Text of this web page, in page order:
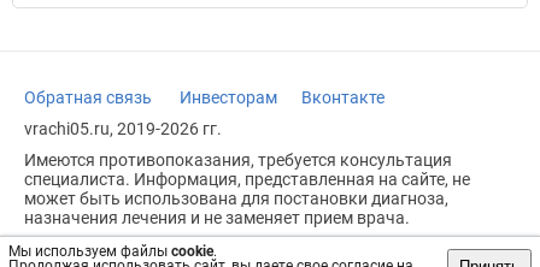
Мы используем файлы cookie.
Обратная связь Инвесторам
Вконтакте
vrachi05.ru, 2019-2026 гг.
Имеются противопоказания, требуется консультация
специалиста. Информация, представленная на сайте, не
может быть использована для постановки диагноза,
назначения лечения и не заменяет прием врача.
Возрастное ограничение: 18+